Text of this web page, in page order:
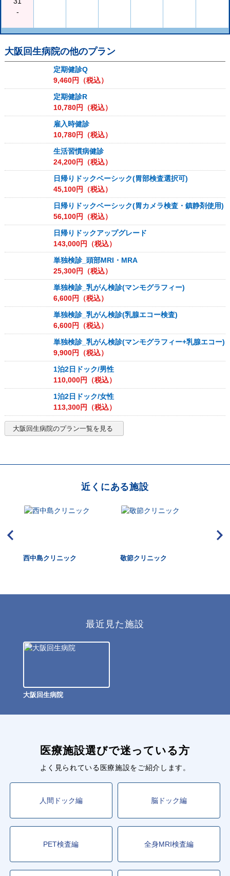
-
大阪回生病院の他のプラン
定期健診Q
9,460円（税込）
定期健診R
10,780円（税込）
雇入時健診
10,780円（税込）
生活習慣病健診
24,200円（税込）
日帰りドックベーシック(胃部検査選択可)
45,100円（税込）
日帰りドックベーシック(胃カメラ検査・鎮静剤使用)
56,100円（税込）
日帰りドックアップグレード
143,000円（税込）
単独検診_頭部MRI・MRA
25,300円（税込）
単独検診_乳がん検診(マンモグラフィー)
6,600円（税込）
単独検診_乳がん検診(乳腺エコー検査)
6,600円（税込）
単独検診_乳がん検診(マンモグラフィー+乳腺エコー)
9,900円（税込）
1泊2日ドック/男性
110,000円（税込）
1泊2日ドック/女性
113,300円（税込）
大阪回生病院のプラン一覧を見る
近くにある施設
西中島クリニック 敬節クリニック
最近見た施設
大阪回生病院
医療施設選びで迷っている方
よく見られている医療施設をご紹介します。
人間ドック編 脳ドック編
PET検査編 全身MRI検査編